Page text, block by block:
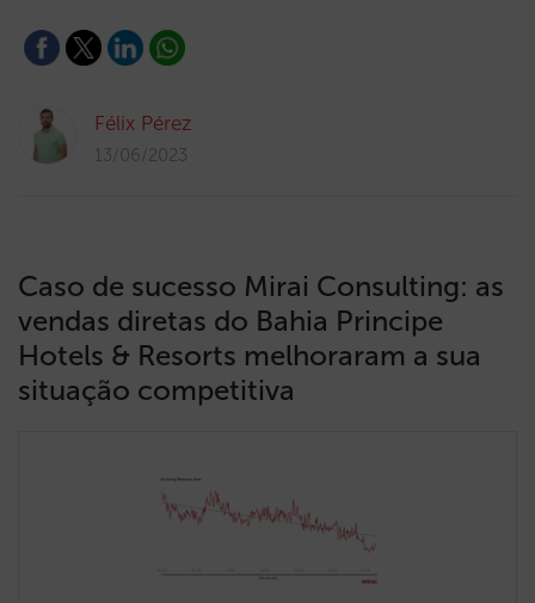
Félix Pérez
13/06/2023
Caso de sucesso Mirai Consulting: as
vendas diretas do Bahia Principe
Hotels & Resorts melhoraram a sua
situação competitiva